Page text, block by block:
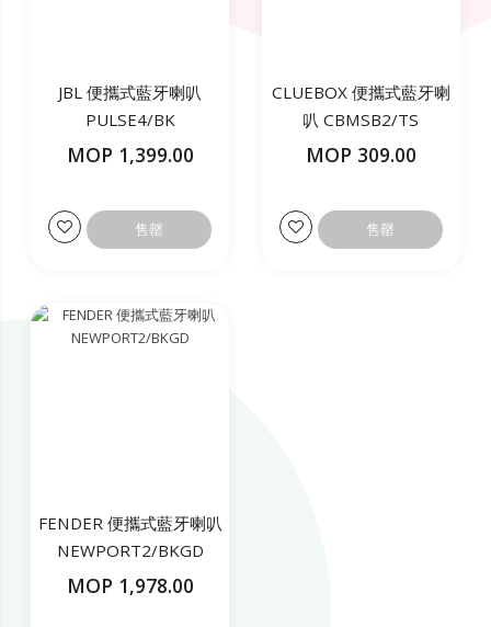
JBL 便攜式藍牙喇叭
PULSE4/BK
MOP 1,399.00
售罄
CLUEBOX 便攜式藍牙喇
叭 CBMSB2/TS
MOP 309.00
售罄
FENDER 便攜式藍牙喇叭
NEWPORT2/BKGD
MOP 1,978.00